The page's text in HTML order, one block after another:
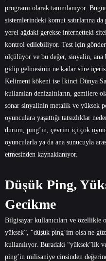
programı olarak tanımlanıyor.
sistemlerindeki komut satırlarına
yerel ağdaki gerekse internetteki
kontrol edilebiliyor. Test için
ölçülüyor ve bu değer, sinyalin, ana
gidip gelmesinin ne kadar süre
Kelimeni kökeni ise İkinci Dünya
kullanılan denizaltıların, gemilere
sonar sinyalinin metalik ve yüksek
oyunculara yaşattığı tatsızlıklar
durum, ping’in, çevrim içi çok
oyuncularla ya da ana sunucuyla
etmesinden kaynaklanıyor.
Düşük Ping,
Gecikme
Bilgisayar kullanıcıları ve özellikle
yüksek”, “düşük ping’im olsa ne
kullanılıyor. Buradaki “yüksek”lik
ping’in milisaniye cinsinden